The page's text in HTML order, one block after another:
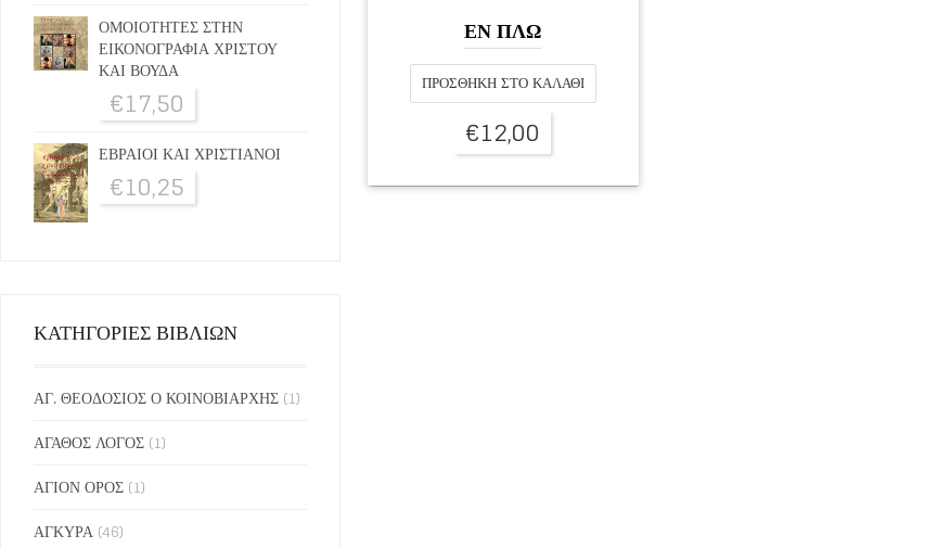
ΕΝ ΠΛΩ
ΠΡΟΣΘΉΚΗ ΣΤΟ ΚΑΛΆΘΙ
€12,00
ΟΜΟΙΟΤΗΤΕΣ ΣΤΗΝ
ΕΙΚΟΝΟΓΡΑΦΙΑ ΧΡΙΣΤΟΥ
ΚΑΙ ΒΟΥΔΑ
€17,50
ΕΒΡΑΙΟΙ ΚΑΙ ΧΡΙΣΤΙΑΝΟΙ
€10,25
ΚΑΤΗΓΟΡΙΕΣ ΒΙΒΛΙΩΝ
ΑΓ. ΘΕΟΔΟΣΙΟΣ Ο ΚΟΙΝΟΒΙΑΡΧΗΣ (1)
ΑΓΑΘΟΣ ΛΟΓΟΣ (1)
ΑΓΙΟΝ ΟΡΟΣ (1)
ΑΓΚΥΡΑ (46)